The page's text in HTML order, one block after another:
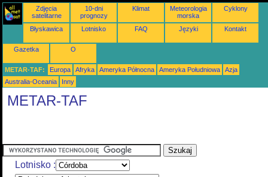
Zdjęcia
satelitarne
10-dni
prognozy
Klimat
Meteorologia
morska
Cyklony
Błyskawica Lotnisko FAQ Języki Kontakt
Gazetka O
METAR-TAF: Europa Afryka Ameryka Północna Ameryka Południowa
Azja
Australia-Oceania
Inny
METAR-TAF
Lotnisko :